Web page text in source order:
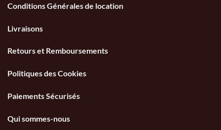
Conditions Générales de location
Livraisons
Retours et Remboursements
Politiques des Cookies
Paiements Sécurisés
Qui sommes-nous